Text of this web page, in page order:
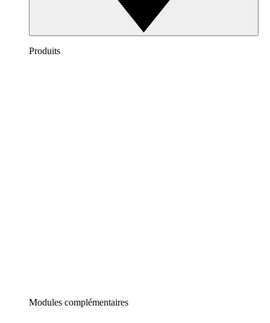
Produits
Modules complémentaires